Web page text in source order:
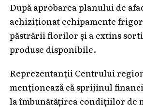
După aprobarea planului de
achiziționat echipamente
păstrării florilor și a extins
produse disponibile.
Reprezentanții Centrului
menționează că sprijinul
la îmbunătățirea condițiilor de